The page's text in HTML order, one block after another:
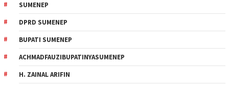
SUMENEP
DPRD SUMENEP
BUPATI SUMENEP
ACHMADFAUZIBUPATINYASUMENEP
H. ZAINAL ARIFIN